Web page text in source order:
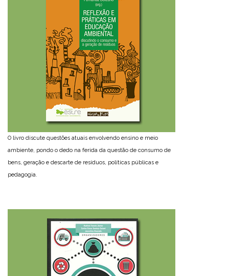
O livro discute questões atuais envolvendo ensino e meio
ambiente, pondo o dedo na ferida da questão de consumo de
bens, geração e descarte de resíduos, políticas públicas e
pedagogia.